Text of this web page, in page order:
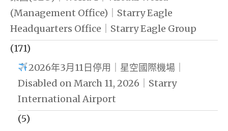
(Management Office)｜Starry Eagle
Headquarters Office｜Starry Eagle Group
(171)
2026年3月11日停用｜星空國際機場｜
Disabled on March 11, 2026｜Starry
International Airport
(5)